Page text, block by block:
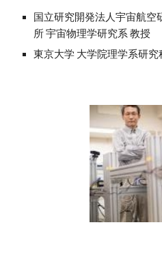
国立研究開発法人宇宙航空
所 宇宙物理学研究系 教授
東京大学 大学院理学系研究